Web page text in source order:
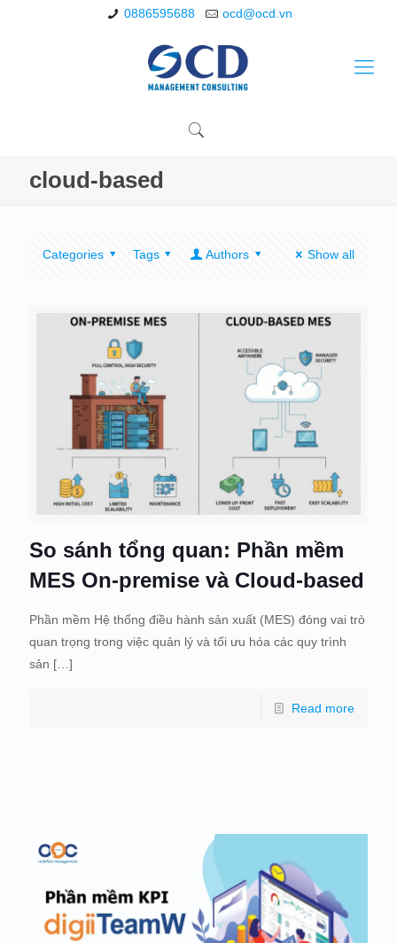
0886595688 ocd@ocd.vn
cloud-based
Categories Tags Authors Show all
So sánh tổng quan: Phần mềm
MES On-premise và Cloud-based
Phần mềm Hệ thống điều hành sản xuất (MES) đóng vai trò
quan trọng trong việc quản lý và tối ưu hóa các quy trình
sản […]
Read more